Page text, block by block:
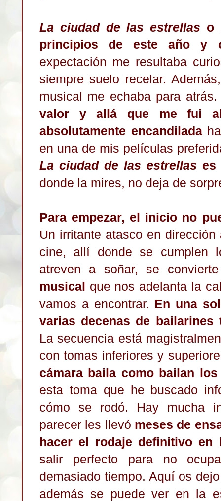
La ciudad de las estrellas o
principios de este año y
expectación me resultaba
siempre suelo recelar.
musical me echaba para
valor y allá que me fui
absolutamente encandilada
en una de mis películas
La ciudad de las estrellas es
donde la mires, no deja de
Para empezar, el inicio no
Un irritante atasco en
cine, allí donde se cumplen
atreven a soñar, se
musical que nos adelanta la
vamos a encontrar. En una
varias decenas de
La secuencia está magist
con tomas inferiores y
cámara baila como bailan los
esta toma que he buscado
cómo se rodó. Hay mucha
parecer les llevó meses de
hacer el rodaje definitivo
salir perfecto para no
demasiado tiempo. Aquí os
además se puede ver en la